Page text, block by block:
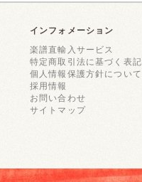
インフォメーション
楽譜直輸入サービス
特定商取引法に基づく表記
個人情報保護方針について
採用情報
お問い合わせ
サイトマップ